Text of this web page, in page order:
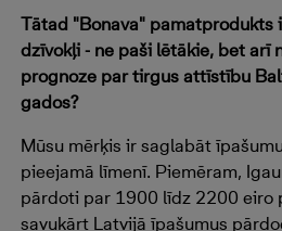
Tātad "Bonava" pamatprodukts
dzīvokļi - ne paši lētākie, bet arī
prognoze par tirgus attīstību
gados?
Mūsu mērķis ir saglabāt
pieejamā līmenī. Piemēram,
pārdoti par 1900 līdz 2200 eiro
savukārt Latvijā īpašumus